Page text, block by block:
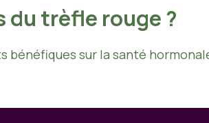
du trèfle rouge ?
bénéfiques sur la santé